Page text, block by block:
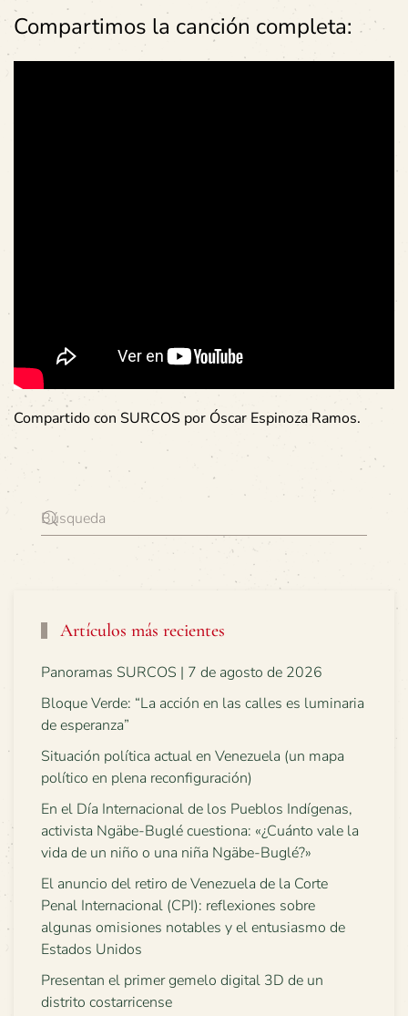
Compartimos la canción completa:
Compartido con SURCOS por Óscar Espinoza Ramos.
Artículos más recientes
Panoramas SURCOS | 7 de agosto de 2026
Bloque Verde: “La acción en las calles es luminaria
de esperanza”
Situación política actual en Venezuela (un mapa
político en plena reconfiguración)
En el Día Internacional de los Pueblos Indígenas,
activista Ngäbe-Buglé cuestiona: «¿Cuánto vale la
vida de un niño o una niña Ngäbe-Buglé?»
El anuncio del retiro de Venezuela de la Corte
Penal Internacional (CPI): reflexiones sobre
algunas omisiones notables y el entusiasmo de
Estados Unidos
Presentan el primer gemelo digital 3D de un
distrito costarricense